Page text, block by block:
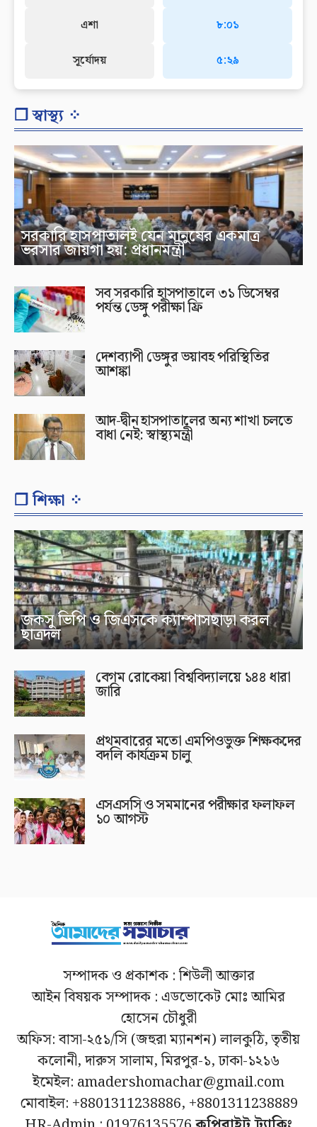
এশা
সূর্যোদয়
৮:০১
৫:২৯
❐ স্বাস্থ্য ⁘
সরকারি হাসপাতালই যেন মানুষের একমাত্র
ভরসার জায়গা হয়: প্রধানমন্ত্রী
সব সরকারি হাসপাতালে ৩১ ডিসেম্বর
পর্যন্ত ডেঙ্গু পরীক্ষা ফ্রি
দেশব্যাপী ডেঙ্গুর ভয়াবহ পরিস্থিতির
আশঙ্কা
আদ-দ্বীন হাসপাতালের অন্য শাখা চলতে
বাধা নেই: স্বাস্থ্যমন্ত্রী
❐ শিক্ষা ⁘
জকসু ভিপি ও জিএসকে ক্যাম্পাসছাড়া করল
ছাত্রদল
বেগম রোকেয়া বিশ্ববিদ্যালয়ে ১৪৪ ধারা
জারি
প্রথমবারের মতো এমপিওভুক্ত শিক্ষকদের
বদলি কার্যক্রম চালু
এসএসসি ও সমমানের পরীক্ষার ফলাফল
১০ আগস্ট
সম্পাদক ও প্রকাশক : শিউলী আক্তার
আইন বিষয়ক সম্পাদক : এডভোকেট মোঃ আমির
হোসেন চৌধুরী
অফিস: বাসা-২৫১/সি (জহুরা ম্যানশন) লালকুঠি, তৃতীয়
কলোনী, দারুস সালাম, মিরপুর-১, ঢাকা-১২১৬
ইমেইল: amadershomachar@gmail.com
মোবাইল: +8801311238886, +8801311238889